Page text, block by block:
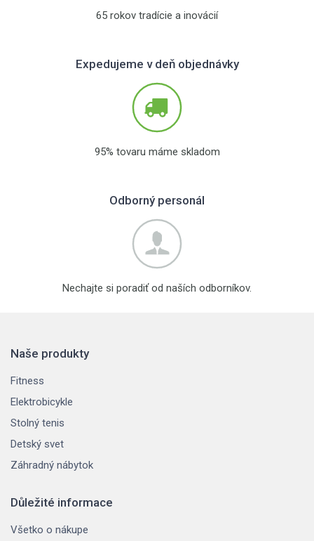
65 rokov tradície a inovácií
Expedujeme v deň objednávky
95% tovaru máme skladom
Odborný personál
Nechajte si poradiť od naších odborníkov.
Naše produkty
Fitness
Elektrobicykle
Stolný tenis
Detský svet
Záhradný nábytok
Důležité informace
Všetko o nákupe